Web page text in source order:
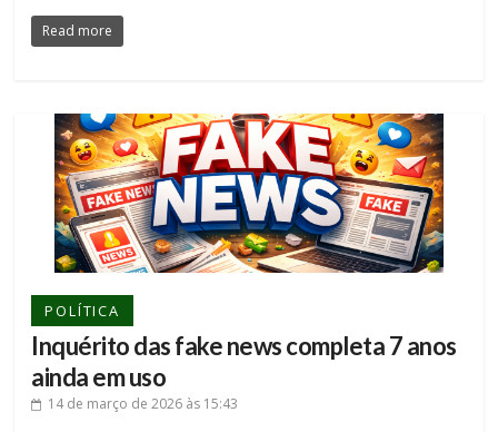
Read more
POLÍTICA
Inquérito das fake news completa 7 anos
ainda em uso
14 de março de 2026 às 15:43